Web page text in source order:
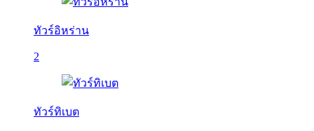
ทัวร์อิหร่าน
2
ทัวร์ทิเบต